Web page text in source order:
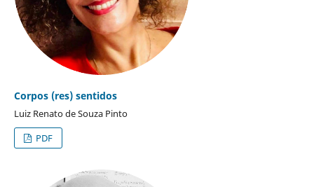
Corpos (res) sentidos
Luiz Renato de Souza Pinto
PDF